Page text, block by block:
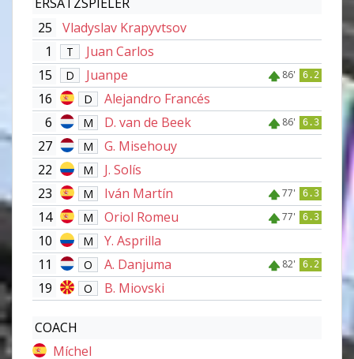
25
Vladyslav Krapyvtsov
1
T
Juan Carlos
15
D Juanpe 86' 6.2
16 D
Alejandro Francés
6
M D. van de Beek 86' 6.3
27 M
G. Misehouy
22
M
J. Solís
23
M Iván Martín 77' 6.3
14 M Oriol Romeu 77' 6.3
10 M
Y. Asprilla
11
O A. Danjuma 82' 6.2
19 O B. Miovski
COACH
Míchel